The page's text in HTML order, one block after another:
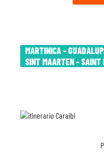
MARTINICA -
SINT MAARTEN -